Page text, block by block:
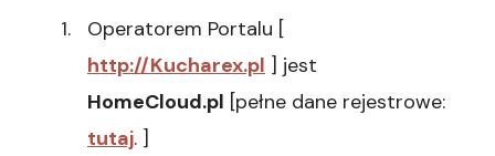
Operatorem Portalu [
http://Kucharex.pl ] jest
HomeCloud.pl [pełne dane rejestrowe:
tutaj. ]